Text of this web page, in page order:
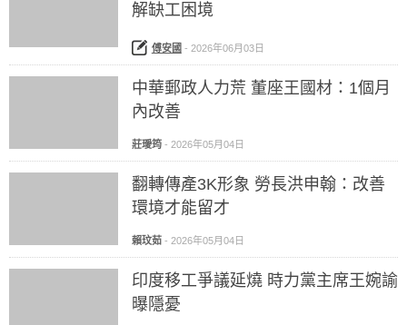
解缺工困境
傅安國 - 2026年06月03日
中華郵政人力荒 董座王國材：1個月
內改善
莊璦筠 - 2026年05月04日
翻轉傳產3K形象 勞長洪申翰：改善
環境才能留才
賴玟茹 - 2026年05月04日
印度移工爭議延燒 時力黨主席王婉諭
曝隱憂